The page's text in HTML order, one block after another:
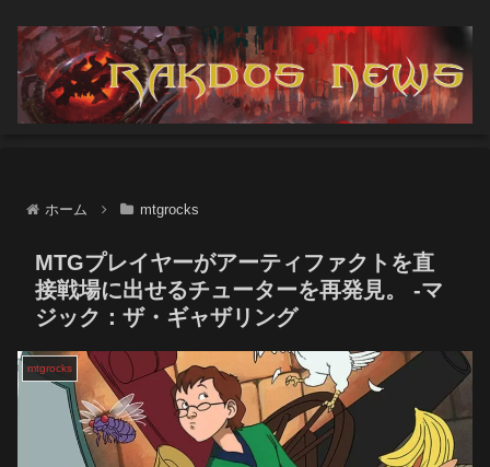
ホーム mtgrocks
MTGプレイヤーがアーティファクトを直
接戦場に出せるチューターを再発見。 -マ
ジック：ザ・ギャザリング
mtgrocks